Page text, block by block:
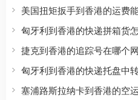
美国扭矩扳手到香港的运费
匈牙利到香港的快递拼箱货
捷克到香港的追踪号在哪个
匈牙利到香港的快递托盘中
塞浦路斯拉纳卡到香港的空